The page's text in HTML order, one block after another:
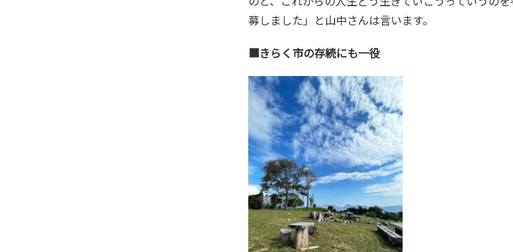
募しました」と山中さんは言います。
■きらく市の存続にも一役